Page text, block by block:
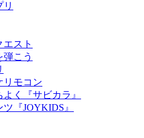
スト
弾こう
リモコン
く『サビカラ』
『JOYKIDS』